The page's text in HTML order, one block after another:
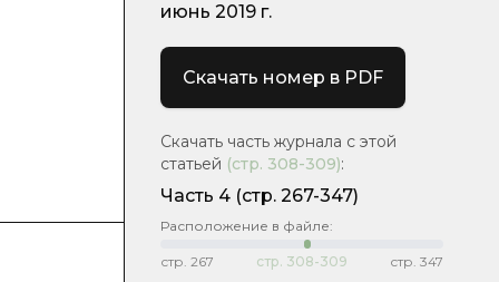
июнь 2019 г.
Скачать номер в PDF
Скачать часть журнала с этой
статьей (стр. 308-309):
Часть 4 (стр. 267-347)
Расположение в файле:
стр. 267 стр. 308-309 стр. 347